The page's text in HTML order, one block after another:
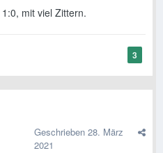
mit viel Zittern.
3
Geschrieben 28. März
2021